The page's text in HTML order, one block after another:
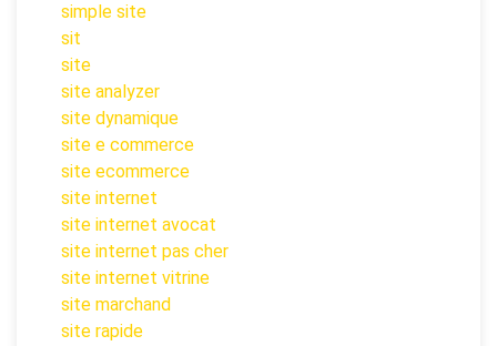
simple site
sit
site
site analyzer
site dynamique
site e commerce
site ecommerce
site internet
site internet avocat
site internet pas cher
site internet vitrine
site marchand
site rapide